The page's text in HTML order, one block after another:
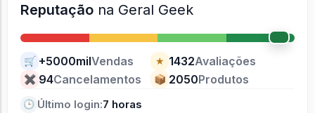
Reputação na Geral Geek
🛒 +5000milVendas ★ 1432Avaliações
✖ 94Cancelamentos 📦 2050Produtos
🕒 Último login:7 horas